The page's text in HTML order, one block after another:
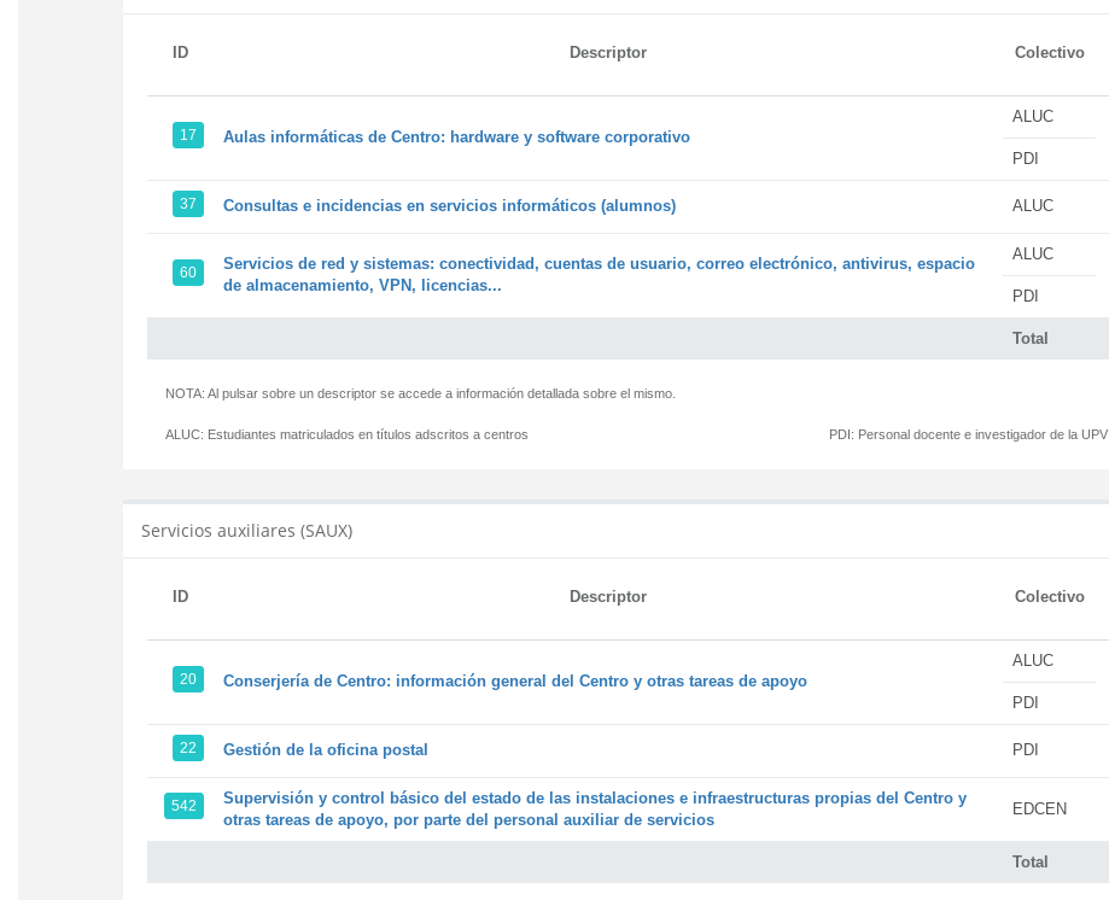
ID Descriptor Colectivo
Total
17 Aulas informáticas de Centro: hardware y software corporativo
ALUC
PDI
37 Consultas e incidencias en servicios informáticos (alumnos) ALUC
60
Servicios de red y sistemas: conectividad, cuentas de usuario, correo electrónico, antivirus, espacio
de almacenamiento, VPN, licencias...
ALUC
PDI
NOTA: Al pulsar sobre un descriptor se accede a información detallada sobre el mismo.
ALUC: Estudiantes matriculados en títulos adscritos a centros PDI: Personal docente e investigador de la UPV
Servicios auxiliares (SAUX)
ID Descriptor Colectivo
Total
20 Conserjería de Centro: información general del Centro y otras tareas de apoyo
ALUC
PDI
22 Gestión de la oficina postal PDI
542
Supervisión y control básico del estado de las instalaciones e infraestructuras propias del Centro y
otras tareas de apoyo, por parte del personal auxiliar de servicios
EDCEN